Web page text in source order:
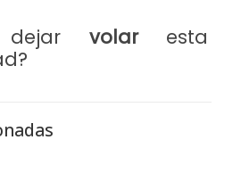
volaresta